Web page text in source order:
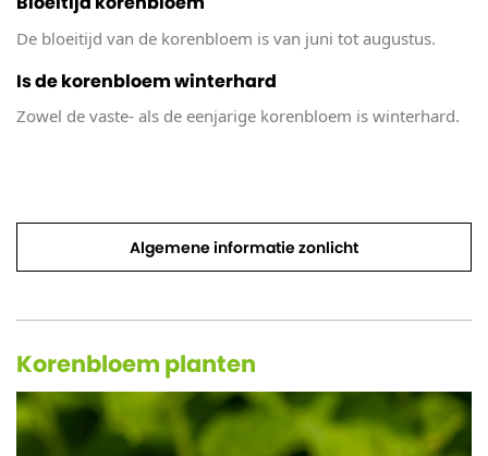
De bloeitijd van de korenbloem is van juni tot augustus.
Is de korenbloem winterhard
Zowel de vaste- als de eenjarige korenbloem is winterhard.
Algemene informatie zonlicht
Korenbloem planten